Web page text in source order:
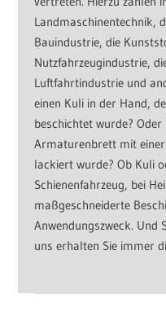
Landmaschinentechnik,
Bauindustrie, die
Nutzfahrzeugindustrie,
Luftfahrtindustrie und
einen Kuli in der Hand,
beschichtet wurde?
Armaturenbrett mit
lackiert wurde? Ob Kuli
Schienenfahrzeug, bei
maßgeschneiderte
Anwendungszweck. Und
uns erhalten Sie immer